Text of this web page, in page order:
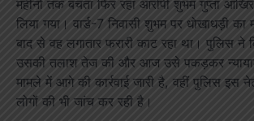
महीनों तक बचता फिर रहा आरोपी शुभम गुप्ता
लिया गया। वार्ड-7 निवासी शुभम पर धोखाधड़ी का
बाद से वह लगातार फरारी काट रहा था। पुलिस ने
उसकी तलाश तेज की और आज उसे पकड़कर
मामले में आगे की कार्रवाई जारी है, वहीं पुलिस इस
लोगों की भी जांच कर रही है।